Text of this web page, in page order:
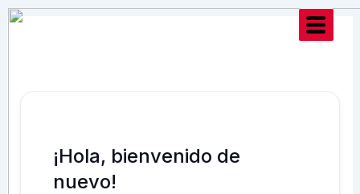
Ir
¡Hola, bienvenido de
nuevo!